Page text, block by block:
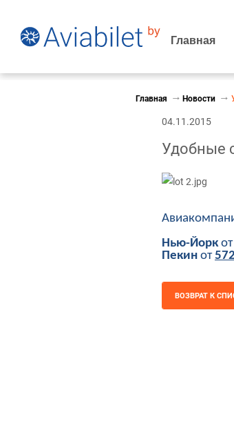
Главная
Главная Новости
04.11.2015
Удобные
Нью-Йоркот
Пекин от
ВОЗВРАТ К